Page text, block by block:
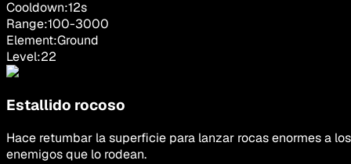
Cooldown:12s
Range:100-3000
Element:Ground
Level:22
Estallido rocoso
Hace retumbar la superficie para lanzar rocas enormes a los
enemigos que lo rodean.